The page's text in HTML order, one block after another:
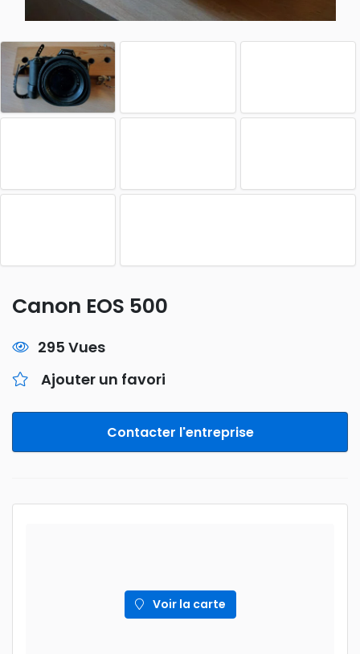
Canon EOS 500
295 Vues
Ajouter un favori
Contacter l'entreprise
Voir la carte